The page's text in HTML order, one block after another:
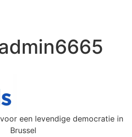
een levendige democratie in
Brussel